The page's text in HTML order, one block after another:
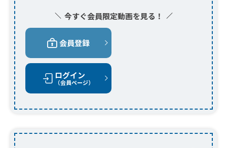
今すぐ会員限定動画を見る！
会員登録
ログイン
（会員ページ）